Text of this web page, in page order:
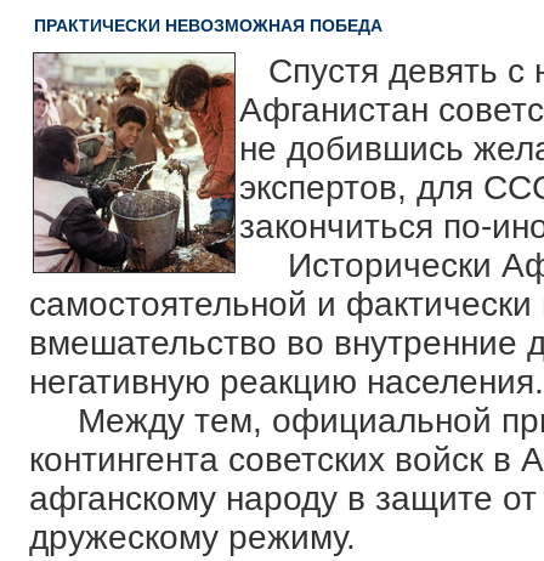
ПРАКТИЧЕСКИ НЕВОЗМОЖНАЯ ПОБЕДА
Спустя девять с
Афганистан
не добившись
экспертов, для
закончиться по-
Исторически
самостоятельной и
вмешательство во внутренние
негативную реакцию населения.
Между тем, официальной
контингента советских войск
афганскому народу в защите
дружескому режиму.